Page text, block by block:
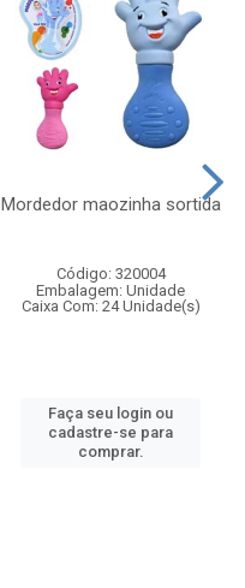
Mordedor maozinha sortida
Código: 320004
Embalagem: Unidade
Caixa Com: 24 Unidade(s)
Faça seu login ou
cadastre-se para
comprar.